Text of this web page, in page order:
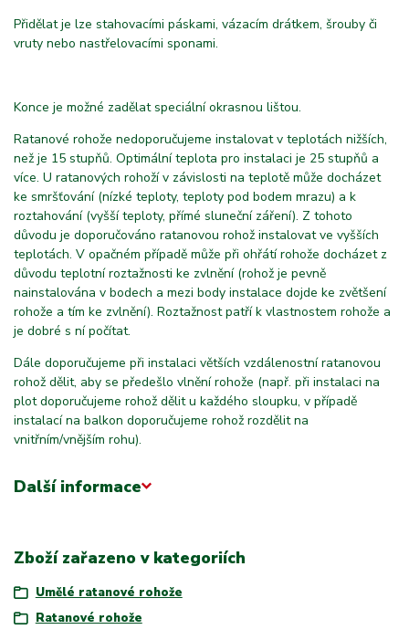
Přidělat je lze stahovacími páskami, vázacím drátkem, šrouby či
vruty nebo nastřelovacími sponami.
Konce je možné zadělat speciální okrasnou lištou.
Ratanové rohože nedoporučujeme instalovat v teplotách nižších,
než je 15 stupňů. Optimální teplota pro instalaci je 25 stupňů a
více. U ratanových rohoží v závislosti na teplotě může docházet
ke smršťování (nízké teploty, teploty pod bodem mrazu) a k
roztahování (vyšší teploty, přímé sluneční záření). Z tohoto
důvodu je doporučováno ratanovou rohož instalovat ve vyšších
teplotách. V opačném případě může při ohřátí rohože docházet z
důvodu teplotní roztažnosti ke zvlnění (rohož je pevně
nainstalována v bodech a mezi body instalace dojde ke zvětšení
rohože a tím ke zvlnění). Roztažnost patří k vlastnostem rohože a
je dobré s ní počítat.
Dále doporučujeme při instalaci větších vzdálenostní ratanovou
rohož dělit, aby se předešlo vlnění rohože (např. při instalaci na
plot doporučujeme rohož dělit u každého sloupku, v případě
instalací na balkon doporučujeme rohož rozdělit na
vnitřním/vnějším rohu).
Další informace
Zboží zařazeno v kategoriích
Umělé ratanové rohože
Ratanové rohože